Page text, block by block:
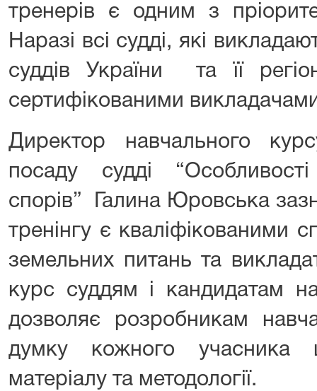
тренерів є одним з
Наразі всі судді, які
суддів України та її
сертифікованими
Директор навчального
посаду судді
спорів”
Галина Юровська
тренінгу є кваліфікованими
земельних питань та
курс суддям і кандидатам
дозволяє розробникам
думку кожного учасника
матеріалу та методології.